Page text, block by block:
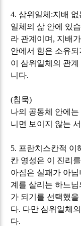
4.삼위일체 :지배 없
일체의 삶 안에 있
라 관계이며 , 지배
안에서 힘은 소유
이 삼위일체의 관
니다.
(침묵)
나의 공동체 안에
니면 보이지 않는
5. 프란치스칸적 이
칸 영성은 이 진리
아짐은 실패가 아닙
계를 살리는 하느
가 되기를 선택했을
다. 다만 삼위일체
다.